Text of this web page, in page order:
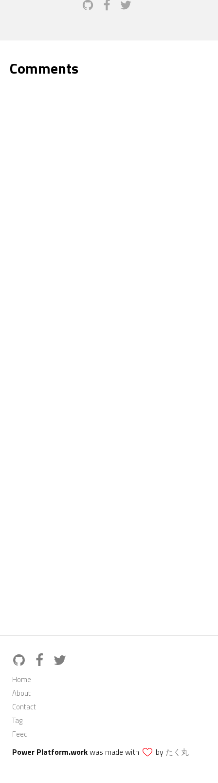
Comments
Home
About
Contact
Tag
Feed
Power Platform.workwas made with by たく丸